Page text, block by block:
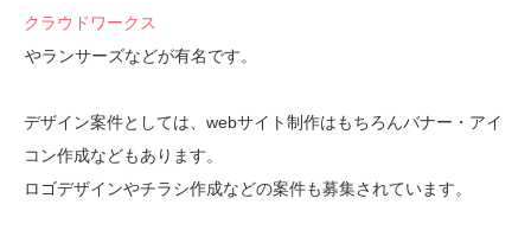
クラウドワークス
やランサーズなどが有名です。
デザイン案件としては、webサイト制作はもちろんバナー・アイ
コン作成などもあります。
ロゴデザインやチラシ作成などの案件も募集されています。